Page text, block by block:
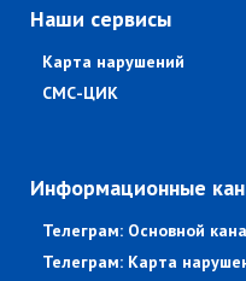
Наши сервисы
Карта нарушений
СМС-ЦИК
Информационные
Телеграм: Основной
Телеграм: Карта